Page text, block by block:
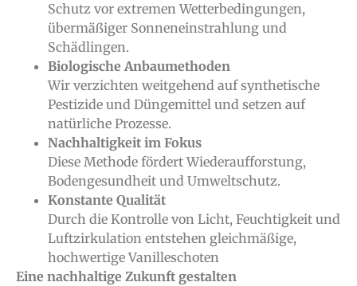
Schutz vor extremen Wetterbedingungen,
übermäßiger Sonneneinstrahlung und
Schädlingen.
Biologische Anbaumethoden
Wir verzichten weitgehend auf synthetische
Pestizide und Düngemittel und setzen auf
natürliche Prozesse.
Nachhaltigkeit im Fokus
Diese Methode fördert Wiederaufforstung,
Bodengesundheit und Umweltschutz.
Konstante Qualität
Durch die Kontrolle von Licht, Feuchtigkeit und
Luftzirkulation entstehen gleichmäßige,
hochwertige Vanilleschoten
Eine nachhaltige Zukunft gestalten